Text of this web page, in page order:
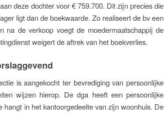
deze dochter voor € 759.700. Dit zijn precies die
ligt dan de boekwaarde. Zo realiseert de bv een
na de verkoop voegt de moedermaatschappij de
weigert de aftrek van het boekverlies.
is aangekocht ter bevrediging van persoonlijke
wijzen hierop. De dga heeft een persoonlijke
in het kantoorgedeelte van zijn woonhuis. De